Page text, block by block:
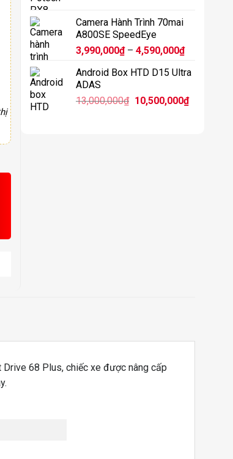
Camera Hành Trình 70mai
A800SE SpeedEye
3,990,000₫ – 4,590,000₫Khoảng
từ
đến
Android Box HTD D15 Ultra
ADAS
13,000,000₫ Giá
10,500,000₫Giá
68 Plus, chiếc xe được nâng cấp